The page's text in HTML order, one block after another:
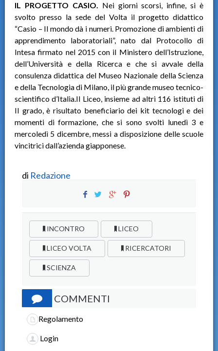
IL PROGETTO CASIO. Nei giorni scorsi, infine, si è
svolto presso la sede del Volta il progetto didattico
“Casio – Il mondo dà i numeri. Promozione di ambienti di
apprendimento laboratoriali”, nato dal Protocollo di
Intesa firmato nel 2015 con il Ministero dell’Istruzione,
dell’Università e della Ricerca e che si avvale della
consulenza didattica del Museo Nazionale della Scienza
e della Tecnologia di Milano, il più grande museo tecnico-
scientifico d’Italia.Il Liceo, insieme ad altri 116 istituti di
II grado, è risultato beneficiario dei kit tecnologi e dei
momenti di formazione, che si sono svolti lunedì 3 e
mercoledì 5 dicembre, messi a disposizione delle scuole
vincitrici dall’azienda giapponese.
di Redazione
INCONTRO LICEO
LICEO VOLTA RICERCATORI
SCIENZA
COMMENTI
Regolamento
Login